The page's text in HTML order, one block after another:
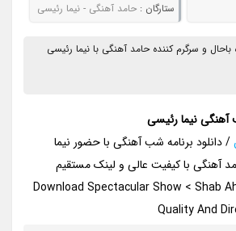
ستارگان : حامد آهنگی - نیما رئیسی
باحال و سرگرم کننده حامد آهنگی با نیما رئیسی
آهنگی نیما رئیسی
/ دانلود برنامه شب آهنگی با حضور نیما
آهنگی با کیفیت عالی و لینک مستقیم
Download Spectacular Show < Shab
Quality And